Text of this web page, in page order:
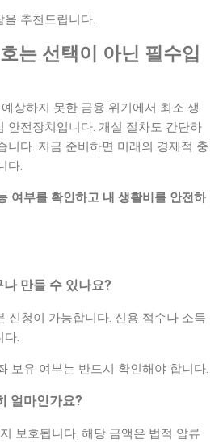
추천드립니다.
는 선택이 아닌 필수입
상하지 못한 금융 위기에서 최소 생
안전장치입니다. 개설 절차도 간단하
니다. 지금 준비하면 미래의 경제적 충
다.
여부를 확인하고 내 생활비를 안전하
만들 수 있나요?
신청이 가능합니다. 신용 점수나 소득
다.
보유 여부는 반드시 확인해야 합니다.
얼마인가요?
보호됩니다. 해당 금액은 법적 압류